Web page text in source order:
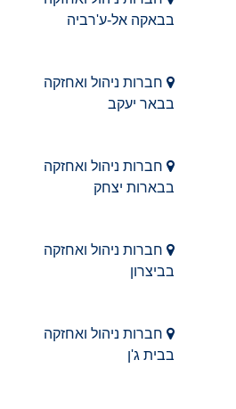
בבאקה אל-ע'רביה
חברות ניהול ואחזקה
בבאר יעקב
חברות ניהול ואחזקה
בבארות יצחק
חברות ניהול ואחזקה
בביצרון
חברות ניהול ואחזקה
בבית ג'ן